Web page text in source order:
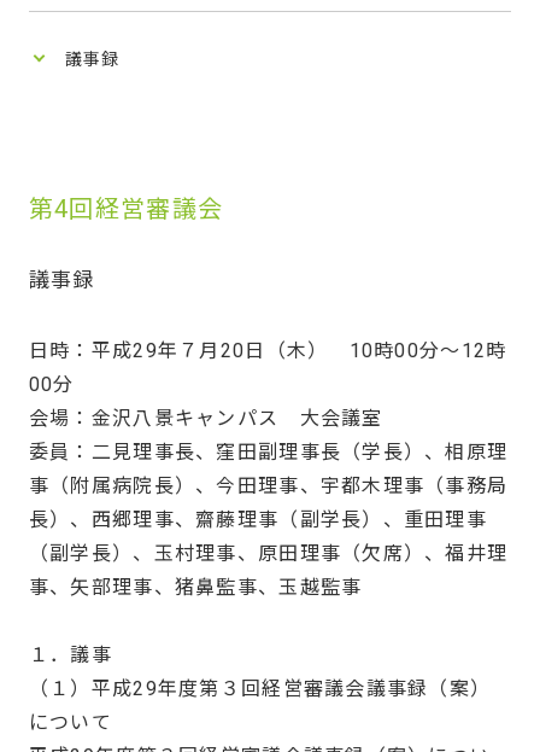
議事録
第4回経営審議会
議事録
日時：平成29年７月20日（木） 10時00分～12時
00分
会場：金沢八景キャンパス 大会議室
委員：二見理事長、窪田副理事長（学長）、相原理
事（附属病院長）、今田理事、宇都木理事（事務局
長）、西郷理事、齋藤理事（副学長）、重田理事
（副学長）、玉村理事、原田理事（欠席）、福井理
事、矢部理事、猪鼻監事、玉越監事
１．議事
（１）平成29年度第３回経営審議会議事録（案）
について